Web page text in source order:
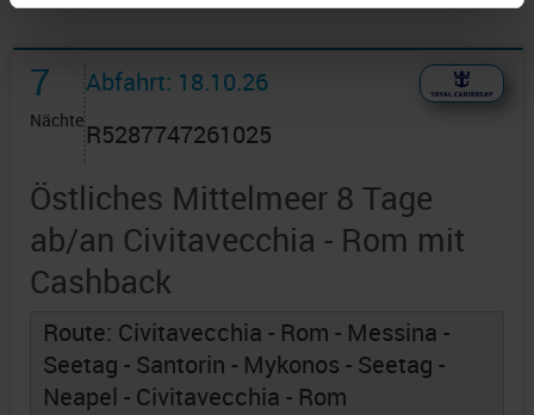
7
Nächte
Abfahrt: 18.10.26
R5287747261025
Östliches Mittelmeer 8 Tage
ab/an Civitavecchia - Rom mit
Cashback
Route: Civitavecchia - Rom - Messina -
Seetag - Santorin - Mykonos - Seetag -
Neapel - Civitavecchia - Rom